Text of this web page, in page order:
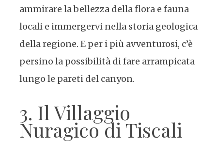
ammirare la bellezza della flora e fauna
locali e immergervi nella storia geologica
della regione. E per i più avventurosi, c’è
persino la possibilità di fare arrampicata
lungo le pareti del canyon.
3. Il Villaggio
Nuragico di Tiscali